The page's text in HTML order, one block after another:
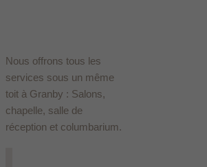
Nous offrons tous les
services sous un même
toit à Granby : Salons,
chapelle, salle de
réception et columbarium.